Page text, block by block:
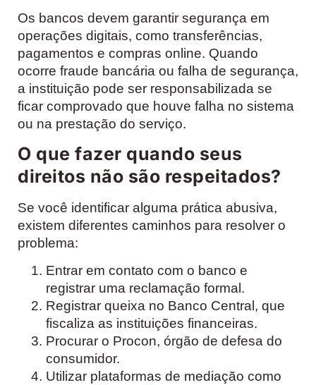
Os bancos devem garantir segurança em
operações digitais, como transferências,
pagamentos e compras online. Quando
ocorre fraude bancária ou falha de segurança,
a instituição pode ser responsabilizada se
ficar comprovado que houve falha no sistema
ou na prestação do serviço.
O que fazer quando seus
direitos não são respeitados?
Se você identificar alguma prática abusiva,
existem diferentes caminhos para resolver o
problema:
Entrar em contato com o banco e
registrar uma reclamação formal.
Registrar queixa no Banco Central, que
fiscaliza as instituições financeiras.
Procurar o Procon, órgão de defesa do
consumidor.
Utilizar plataformas de mediação como